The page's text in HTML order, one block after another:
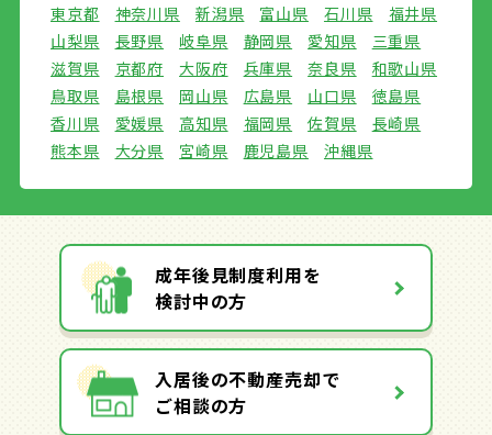
東京都
神奈川県 新潟県 富山県 石川県
福井県
山梨県
長野県 岐阜県 静岡県 愛知県
三重県
滋賀県
京都府 大阪府 兵庫県 奈良県
和歌山県
鳥取県
島根県 岡山県 広島県 山口県
徳島県
香川県
愛媛県 高知県 福岡県 佐賀県
長崎県
熊本県
大分県 宮崎県 鹿児島県 沖縄県
成年後見制度利用を
検討中の方
入居後の不動産売却で
ご相談の方